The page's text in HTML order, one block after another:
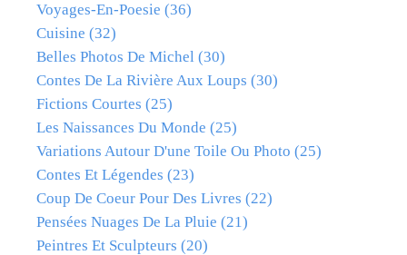
Voyages-En-Poesie (36)
Cuisine (32)
Belles Photos De Michel (30)
Contes De La Rivière Aux Loups (30)
Fictions Courtes (25)
Les Naissances Du Monde (25)
Variations Autour D'une Toile Ou Photo (25)
Contes Et Légendes (23)
Coup De Coeur Pour Des Livres (22)
Pensées Nuages De La Pluie (21)
Peintres Et Sculpteurs (20)